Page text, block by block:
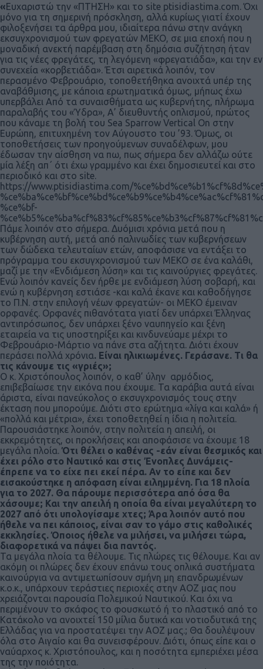
«Ευχαριστώ την «ΠΤΗΣΗ» και το site ptisidiastima.com. Όχι
μόνο για τη σημερινή πρόσκληση, αλλά κυρίως γιατί έχουν
φιλοξενήσει τα άρθρα μου, ιδιαίτερα πάνω στην ανάγκη
εκσυγχρονισμού των φρεγατών ΜΕΚΟ, σε μια εποχή που η
μοναδική ανεκτή παρέμβαση στη δημόσια συζήτηση ήταν
για τις νέες φρεγάτες, τη λεγόμενη «φρεγατιάδα», και την εν
συνεχεία «κορβετιάδα». Έτσι αιρετικά λοιπόν, τον
περασμένο Φεβρουάριο, τοποθετήθηκα ανοιχτά υπέρ της
αναβάθμισης, με κάποια ερωτηματικά όμως, μήπως έχω
υπερβάλει Από τα συναισθήματα ως κυβερνήτης, πλήρωμα
παραλαβής του «Ύδρα», Α’ διευθυντής οπλισμού, πρώτος
που κάναμε τη βολή του Sea Sparrow Vertical On στην
Ευρώπη, επιτυχημένη τον Αύγουστο του ’93. Όμως, οι
τοποθετήσεις των προηγούμενων συναδέλφων, μου
έδωσαν την αίσθηση να πω, πως σήμερα δεν αλλάζω ούτε
μία λέξη απ΄ ότι έχω γραμμένο και έχει δημοσιευτεί και στο
περιοδικό και στο site.
https://www.ptisidiastima.com/
%ce%bf-
Πάμε λοιπόν στο σήμερα. Δυόμισι χρόνια μετά που η
κυβέρνηση αυτή, μετά από παλινωδίες των κυβερνήσεων
των δώδεκα τελευταίων ετών, αποφάσισε να εντάξει το
πρόγραμμα του εκσυγχρονισμού των ΜΕΚΟ σε ένα καλάθι,
μαζί με την «Ενδιάμεση λύση» και τις καινούργιες φρεγάτες.
Ενώ λοιπόν κανείς δεν ήρθε με ενδιάμεση λύση σοβαρή, και
ενώ η κυβέρνηση εστιάσε -και καλά έκανε και καθοδήγησε
το Π.Ν. στην επιλογή νέων φρεγατών- οι ΜΕΚΟ έμειναν
ορφανές. Ορφανές πιθανότατα γιατί δεν υπάρχει Έλληνας
αντιπρόσωπος, δεν υπάρχει ξένο ναυπηγείο και ξένη
εταιρεία να τις υποστηρίξει και κινδυνεύαμε μέχρι το
Φεβρουάριο-Μάρτιο να πάνε στα αζήτητα. Διότι έχουν
περάσει πολλά χρόνια. Είναι ηλικιωμένες. Γεράσανε. Τι θα
τις κάνουμε τις «γριές»;
Ο κ. Χριστόπουλος λοιπόν, ο καθ’ ύλην αρμόδιος,
επιβεβαίωσε την εικόνα που έχουμε. Τα καράβια αυτά είναι
άριστα, είναι πανεύκολος ο εκσυγχρονισμός τους στην
έκταση που μπορούμε. Διότι στο ερώτημα «λίγα και καλά» ή
«πολλά και μέτρια», έχει τοποθετηθεί η ίδια η πολιτεία.
Παρουσιάστηκε λοιπόν, στην πολιτεία η απειλή, οι
εκκρεμότητες, οι προκλήσεις και αποφάσισε να έχουμε 18
μεγάλα πλοία. Ότι θέλει ο καθένας -εάν είναι θεσμικός και
έχει ρόλο στο Ναυτικό και στις Ένοπλες Δυνάμεις-
έπρεπε να το είχε πει εκεί πέρα. Αν το είπε και δεν
εισακούστηκε η απόφαση είναι ειλημμένη. Για 18 πλοία
για το 2027. Θα πάρουμε περισσότερα από όσα θα
χάσουμε; Και την απειλή η οποία θα είναι μεγαλύτερη το
2027 από ότι υπολογίσαμε χτες; Άρα λοιπόν αυτό που
ήθελε να πει κάποιος, είναι σαν το γάμο στις καθολικές
εκκλησίες. Όποιος ήθελε να μιλήσει, να μιλήσει τώρα,
διαφορετικά να πάψει δια παντός.
Τα μεγάλα πλοία τα θέλουμε. Τις πλώρες τις θέλουμε. Και αν
ακόμη οι πλώρες δεν έχουν επάνω τους οπλικά συστήματα
καινούργια να αντιμετωπίσουν σμήνη μη επανδρωμένων
κ.ο.κ., υπάρχουν τεράστιες περιοχές στην ΑΟΖ μας που
χρειάζονται παρουσία Πολεμικού Ναυτικού. Και όχι να
περιμένουν το σκάφος το φουσκωτό ή το πλαστικό από το
Κατάκολο να ανοιχτεί 150 μίλια δυτικά και νοτιοδυτικά της
Ελλάδας για να προστατέψει την ΑΟΖ μας.; Θα δουλέψουν
όλα στο Αιγαίο και θα συνεισφέρουν. Διότι, όπως είπε και ο
ναύαρχος κ. Χριστόπουλος, και η ποσότητα εμπεριέχει μέσα
της την ποιότητα.